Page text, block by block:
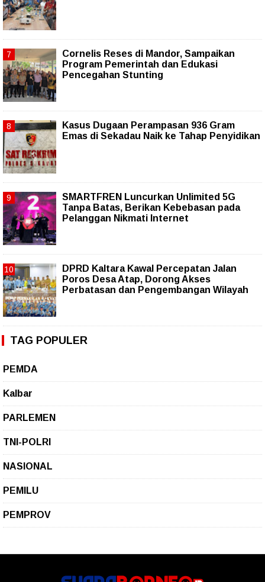
Cornelis Reses di Mandor, Sampaikan
Program Pemerintah dan Edukasi
Pencegahan Stunting
Kasus Dugaan Perampasan 936 Gram
Emas di Sekadau Naik ke Tahap Penyidikan
SMARTFREN Luncurkan Unlimited 5G
Tanpa Batas, Berikan Kebebasan pada
Pelanggan Nikmati Internet
DPRD Kaltara Kawal Percepatan Jalan
Poros Desa Atap, Dorong Akses
Perbatasan dan Pengembangan Wilayah
TAG POPULER
PEMDA
Kalbar
PARLEMEN
TNI-POLRI
NASIONAL
PEMILU
PEMPROV